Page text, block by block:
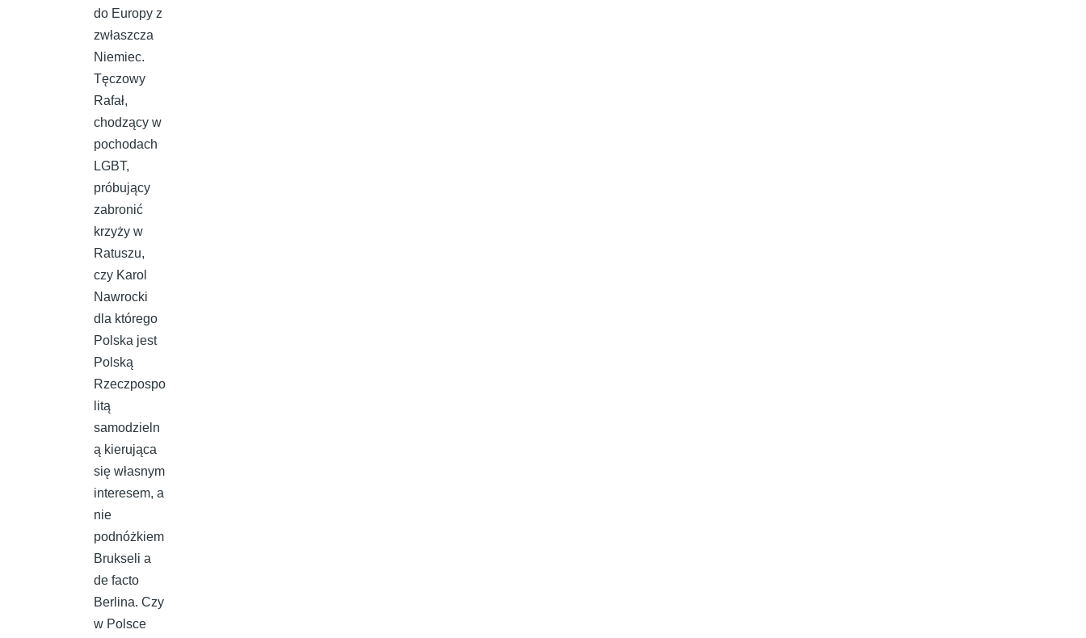
do Europy z
zwłaszcza
Niemiec.
Tęczowy
Rafał,
chodzący w
pochodach
LGBT,
próbujący
zabronić
krzyży w
Ratuszu,
czy Karol
Nawrocki
dla którego
Polska jest
Polską
Rzeczpospo
litą
samodzieln
ą kierująca
się własnym
interesem, a
nie
podnóżkiem
Brukseli a
de facto
Berlina. Czy
w Polsce